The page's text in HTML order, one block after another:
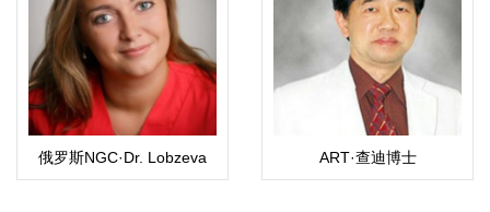
俄罗斯NGC·Dr. Lobzeva
Diana医生·戴安娜医生
ART·查迪博士